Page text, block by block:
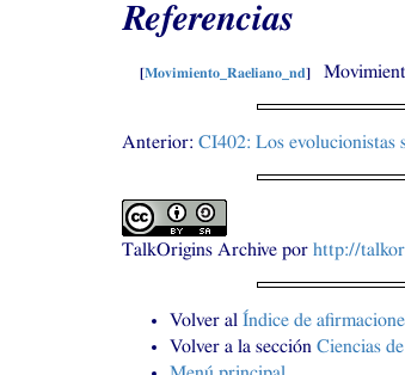
Referencias
[Movimiento_Raeliano_nd]
Anterior: CI402: Los evolucionistas
TalkOrigins Archive por http://
Volver al Índice de
Volver a la sección Ciencias